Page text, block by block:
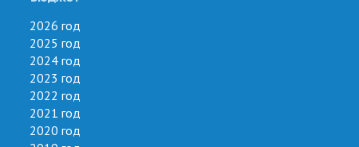
2026 год
2025 год
2024 год
2023 год
2022 год
2021 год
2020 год